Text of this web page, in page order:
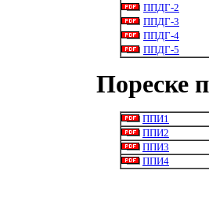
ППДГ-2
ППДГ-3
ППДГ-4
ППДГ-5
Пореске
ППИ1
ППИ2
ППИ3
ППИ4